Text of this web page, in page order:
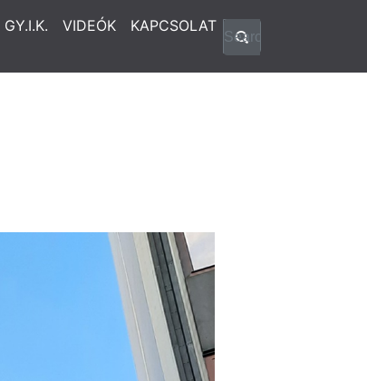
GY.I.K. VIDEÓK KAPCSOLAT